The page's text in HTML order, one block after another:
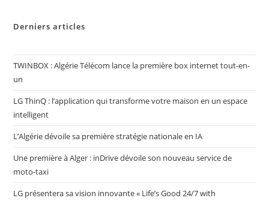
Derniers articles
TWINBOX : Algérie Télécom lance la première box internet tout-en-
un
LG ThinQ : l’application qui transforme votre maison en un espace
intelligent
L’Algérie dévoile sa première stratégie nationale en IA
Une première à Alger : inDrive dévoile son nouveau service de
moto-taxi
LG présentera sa vision innovante « Life’s Good 24/7 with